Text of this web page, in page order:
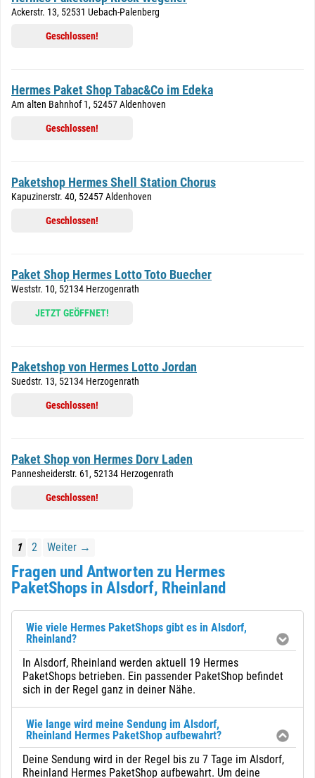
Ackerstr. 13, 52531 Uebach-Palenberg
Geschlossen!
Hermes Paket Shop Tabac&Co im Edeka
Am alten Bahnhof 1, 52457 Aldenhoven
Geschlossen!
Paketshop Hermes Shell Station Chorus
Kapuzinerstr. 40, 52457 Aldenhoven
Geschlossen!
Paket Shop Hermes Lotto Toto Buecher
Weststr. 10, 52134 Herzogenrath
JETZT GEÖFFNET!
Paketshop von Hermes Lotto Jordan
Suedstr. 13, 52134 Herzogenrath
Geschlossen!
Paket Shop von Hermes Dorv Laden
Pannesheiderstr. 61, 52134 Herzogenrath
Geschlossen!
1 2 Weiter →
Fragen und Antworten zu Hermes
PaketShops in Alsdorf, Rheinland
Wie viele Hermes PaketShops gibt es in Alsdorf,
Rheinland?
In Alsdorf, Rheinland werden aktuell 19 Hermes
PaketShops betrieben. Ein passender PaketShop befindet
sich in der Regel ganz in deiner Nähe.
Wie lange wird meine Sendung im Alsdorf,
Rheinland Hermes PaketShop aufbewahrt?
Deine Sendung wird in der Regel bis zu 7 Tage im Alsdorf,
Rheinland Hermes PaketShop aufbewahrt. Um deine